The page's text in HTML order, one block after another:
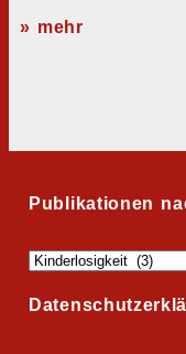
» mehr
Publikationen